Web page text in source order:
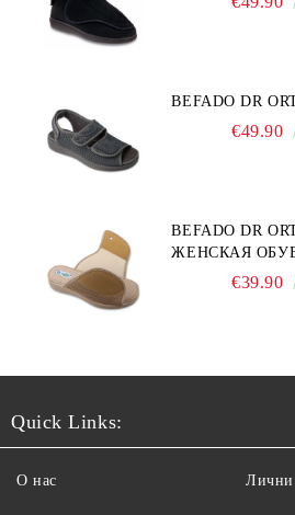
BEFADO DR
€49.90
BEFADO DR
ЖЕНСКАЯ
€39.90
Quick Links:
О нас